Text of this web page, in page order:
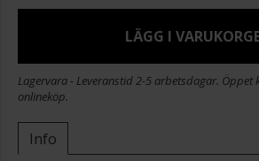
LÄGG I
Lagervara - Leveranstid 2-5 arbetsdagar. Öppet
onlineköp.
Info